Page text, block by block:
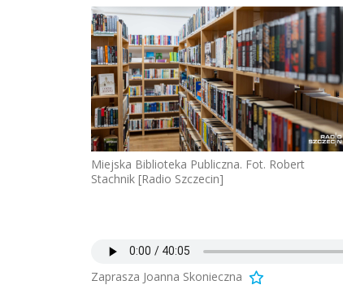
Miejska Biblioteka Publiczna. Fot. Robert
Stachnik [Radio Szczecin]
Zaprasza Joanna Skonieczna